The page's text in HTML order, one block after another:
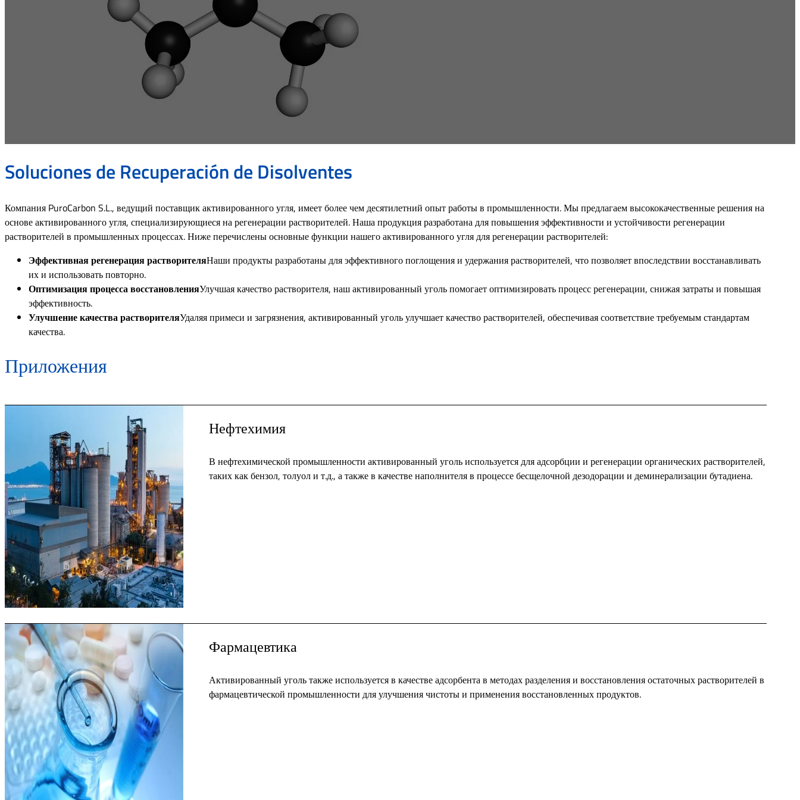
Soluciones de Recuperación de Disolventes
Компания PuroCarbon S.L., ведущий поставщик активированного угля, имеет более чем десятилетний опыт работы в промышленности. Мы предлагаем высококачественные решения на
основе активированного угля, специализирующиеся на регенерации растворителей. Наша продукция разработана для повышения эффективности и устойчивости регенерации
растворителей в промышленных процессах. Ниже перечислены основные функции нашего активированного угля для регенерации растворителей:
Эффективная регенерация растворителяНаши продукты разработаны для эффективного поглощения и удержания растворителей, что позволяет впоследствии восстанавливать
их и использовать повторно.
Оптимизация процесса восстановленияУлучшая качество растворителя, наш активированный уголь помогает оптимизировать процесс регенерации, снижая затраты и повышая
эффективность.
Улучшение качества растворителяУдаляя примеси и загрязнения, активированный уголь улучшает качество растворителей, обеспечивая соответствие требуемым стандартам
качества.
Приложения
Нефтехимия
В нефтехимической промышленности активированный уголь используется для адсорбции и регенерации органических растворителей,
таких как бензол, толуол и т.д., а также в качестве наполнителя в процессе бесщелочной дезодорации и деминерализации бутадиена.
Фармацевтика
Активированный уголь также используется в качестве адсорбента в методах разделения и восстановления остаточных растворителей в
фармацевтической промышленности для улучшения чистоты и применения восстановленных продуктов.